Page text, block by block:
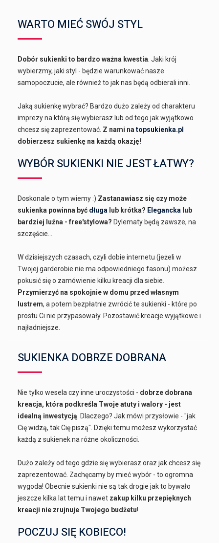
WARTO MIEĆ SWÓJ STYL
Dobór sukienki to bardzo ważna kwestia. Jaki krój
wybierzmy, jaki styl - będzie warunkować nasze
samopoczucie, ale również to jak nas będą odbierali inni.
Jaką sukienkę wybrać? Bardzo dużo zależy od charakteru
imprezy na którą się wybierasz lub od tego jak wyjątkowo
chcesz się zaprezentować. Z nami natopsukienka.pl
dobierzesz sukienkę na każdą okazję!
WYBÓR SUKIENKI NIE JEST ŁATWY?
Doskonale o tym wiemy :) Zastanawiasz się czy może
sukienka powinna być długa lub krótka? Elegancka lub
bardziej luźna - free'stylowa? Dylematy będą zawsze, na
szczęście...
W dzisiejszych czasach, czyli dobie internetu (jeżeli w
Twojej garderobie nie ma odpowiedniego fasonu) możesz
pokusić się o zamówienie kilku kreacji dla siebie.
Przymierzyć na spokojnie w domu przed własnym
lustrem, a potem bezpłatnie zwrócić te sukienki - które po
prostu Ci nie przypasowały. Pozostawić kreacje wyjątkowe i
najładniejsze.
SUKIENKA DOBRZE DOBRANA
Nie tylko wesela czy inne uroczystości - dobrze dobrana
kreacja, która podkreśla Twoje atuty i walory - jest
idealną inwestycją. Dlaczego? Jak mówi przysłowie - "jak
Cię widzą, tak Cię piszą". Dzięki temu możesz wykorzystać
każdą z sukienek na różne okoliczności.
Dużo zależy od tego gdzie się wybierasz oraz jak chcesz się
zaprezentować. Zachęcamy by mieć wybór - to ogromna
wygoda! Obecnie sukienki nie są tak drogie jak to bywało
jeszcze kilka lat temu i nawet zakup kilku przepięknych
kreacji nie zrujnuje Twojego budżetu!
POCZUJ SIĘ KOBIECO!